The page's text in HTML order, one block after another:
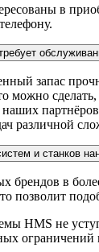
в
запас
можно
различной
и станков
брендов в
позволит
HMS не